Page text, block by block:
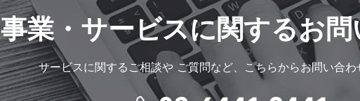
事業・サービスに関するお
サービスに関するご相談やご質問など、こちらからお問い合わ